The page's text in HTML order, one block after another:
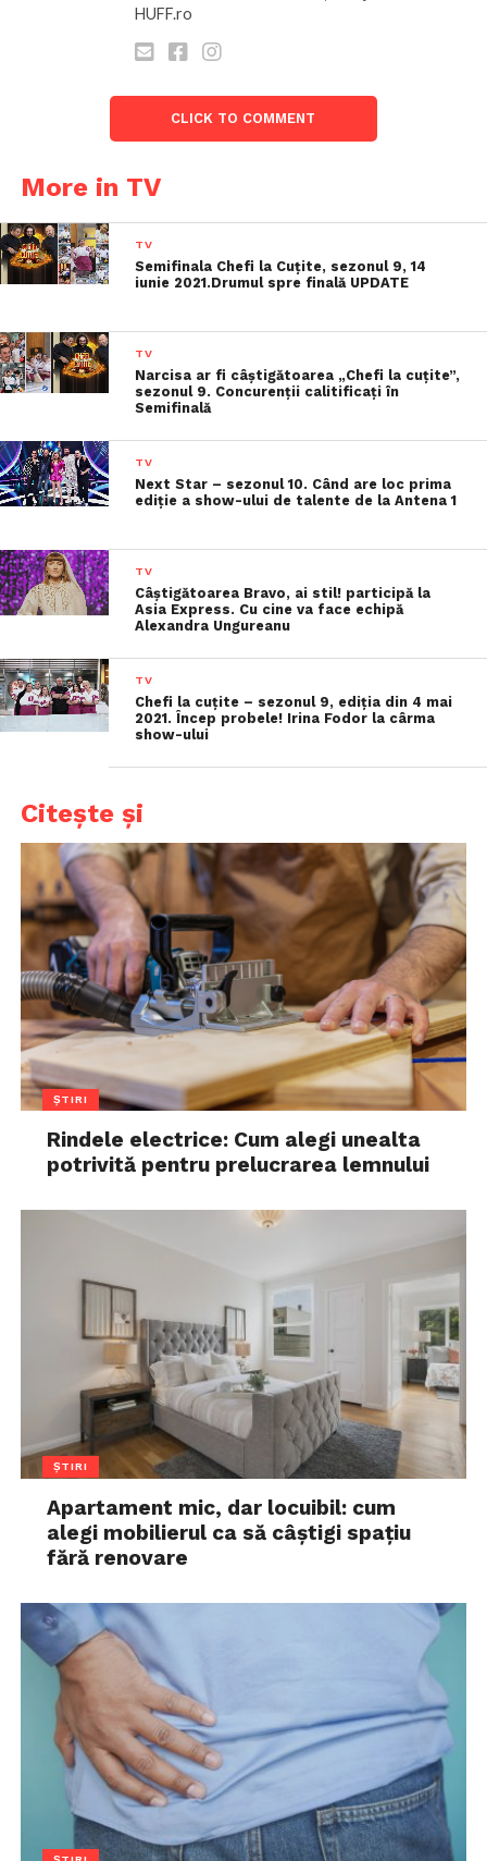
HUFF.ro
CLICK TO COMMENT
More in TV
TV
Semifinala Chefi la Cuțite, sezonul 9, 14
iunie 2021.Drumul spre finală UPDATE
TV
Narcisa ar fi câștigătoarea „Chefi la cuțite”,
sezonul 9. Concurenții calitificați în
Semifinală
TV
Next Star – sezonul 10. Când are loc prima
ediție a show-ului de talente de la Antena 1
TV
Câștigătoarea Bravo, ai stil! participă la
Asia Express. Cu cine va face echipă
Alexandra Ungureanu
TV
Chefi la cuțite – sezonul 9, ediția din 4 mai
2021. Încep probele! Irina Fodor la cârma
show-ului
Citește și
ȘTIRI
Rindele electrice: Cum alegi unealta
potrivită pentru prelucrarea lemnului
ȘTIRI
Apartament mic, dar locuibil: cum
alegi mobilierul ca să câștigi spațiu
fără renovare